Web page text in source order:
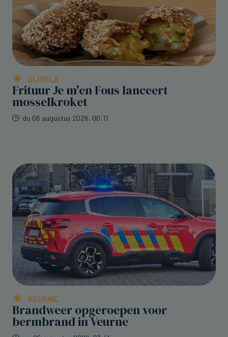
SIJSELE
Frituur Je m'en Fous lanceert
mosselkroket
do 06 augustus 2026, 00:11
VEURNE
Brandweer opgeroepen voor
bermbrand in Veurne